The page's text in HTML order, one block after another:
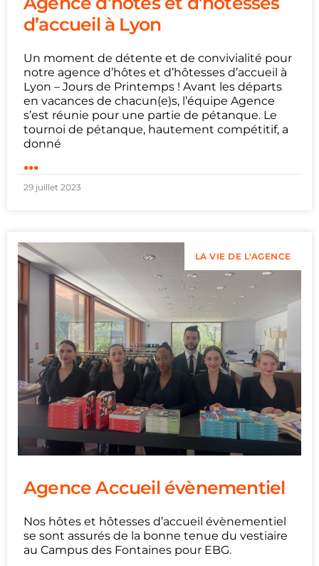
d’accueil à Lyon
Un moment de détente et de convivialité pour
notre agence d’hôtes et d’hôtesses d’accueil à
Lyon – Jours de Printemps ! Avant les départs
en vacances de chacun(e)s, l’équipe Agence
s’est réunie pour une partie de pétanque. Le
tournoi de pétanque, hautement compétitif, a
donné
...
29 juillet 2023
LA VIE DE L'AGENCE
Agence Accueil évènementiel
Nos hôtes et hôtesses d’accueil évènementiel
se sont assurés de la bonne tenue du vestiaire
au Campus des Fontaines pour EBG.